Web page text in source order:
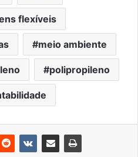
flexíveis
meio ambiente
polipropileno